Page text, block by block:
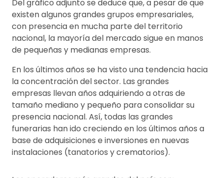
Del gráfico adjunto se deduce que, a pesar de que
existen algunos grandes grupos empresariales,
con presencia en mucha parte del territorio
nacional, la mayoría del mercado sigue en manos
de pequeñas y medianas empresas.
En los últimos años se ha visto una tendencia hacia
la concentración del sector. Las grandes
empresas llevan años adquiriendo a otras de
tamaño mediano y pequeño para consolidar su
presencia nacional. Así, todas las grandes
funerarias han ido creciendo en los últimos años a
base de adquisiciones e inversiones en nuevas
instalaciones (tanatorios y crematorios).